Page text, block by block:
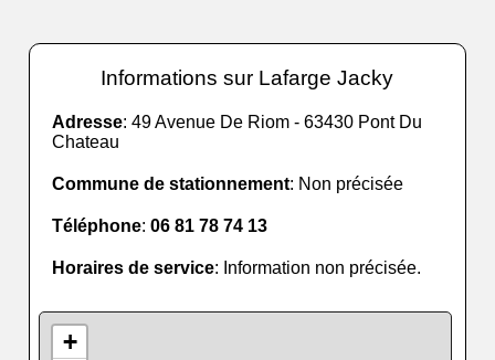
Informations sur Lafarge Jacky
Adresse: 49 Avenue De Riom - 63430 Pont Du
Chateau
Commune de stationnement: Non précisée
Téléphone:06 81 78 74 13
Horaires de service: Information non précisée.
+